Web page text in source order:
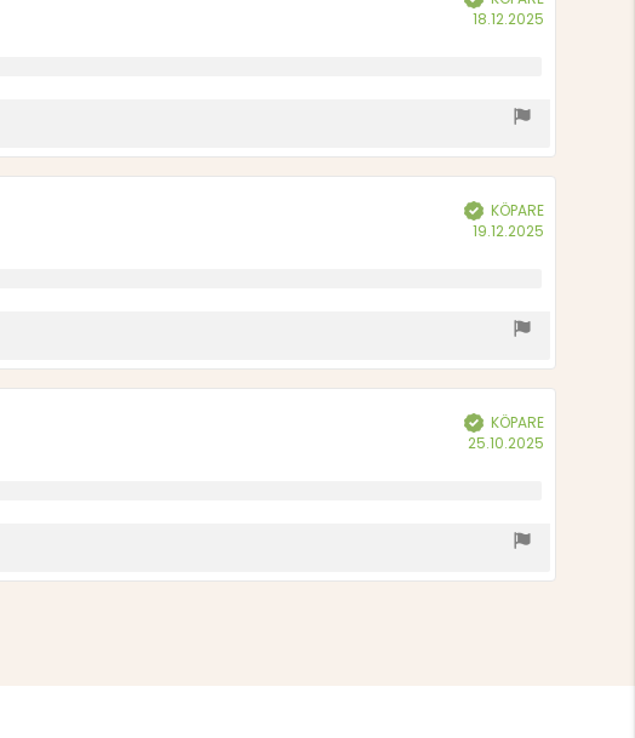
18.12.2025
Bekräftad
KÖPARE
19.12.2025
Bekräftad
KÖPARE
25.10.2025